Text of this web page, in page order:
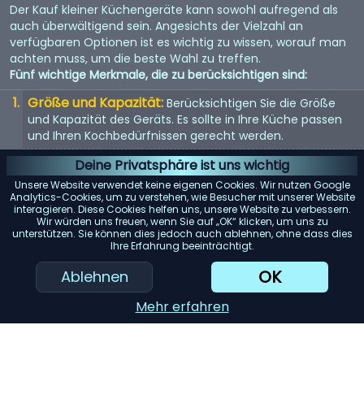
Deine Privatsphäre ist uns wichtig
Unsere Website verwendet keine eigenen Cookies. Wir nutzen Google
Analytics-Cookies, um zu verstehen, wie Besucher mit unserer Website
interagieren. Diese Cookies helfen uns, unsere Website zu verbessern.
Wir würden uns freuen, wenn Sie auf „OK“ klicken, um uns zu
unterstützen. Sie können dies jedoch auch ablehnen, ohne dass dies
Ihre Erfahrung beeinträchtigt.
Ablehnen OK
Mehr erfahren
Der Kauf kleiner Küchengeräte kann sowohl aufregend als
auch überwältigend sein. Angesichts der Vielzahl an
verfügbaren Optionen ist es wichtig zu wissen, worauf man
achten muss, um die beste Wahl zu treffen.
Fünf wichtige Merkmale, die zu berücksichtigen sind:
Größe und Kapazität: Berücksichtigen Sie die Größe
und Kapazität des Geräts. Es sollte in Ihre Küche passen
und Ihren Kochbedürfnissen gerecht werden.
Energieeffizienz: Energieeffiziente Geräte sparen nicht
nur Geld bei der Stromrechnung, sondern sind auch
umweltfreundlich.
Benutzerfreundlichkeit: Suchen Sie nach Geräten mit
benutzerfreundlichen Bedienelementen und Funktionen.
Sie sollten einfach zu bedienen und zu reinigen sein.
KI-Einkaufsassistent